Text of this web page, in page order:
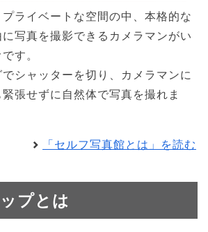
ライベートな空間の中、本格的な
写真を撮影できるカメラマンがい
す。
シャッターを切り、カメラマンに
張せずに自然体で写真を撮れま
「セルフ写真館とは」を読む
プとは